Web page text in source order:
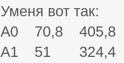
Уменя вот так:
A0 70,8 405,8
A1 51 324,4